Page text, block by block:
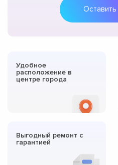
Удобное
расположение в
центре города
Выгодный ремонт с
гарантией